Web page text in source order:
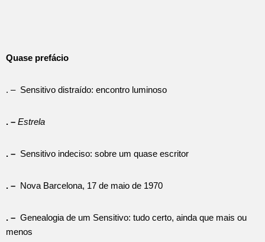
Quase prefácio
. – Sensitivo distraído: encontro luminoso
. – Estrela
. – Sensitivo indeciso: sobre um quase escritor
. – Nova Barcelona, 17 de maio de 1970
. – Genealogia de um Sensitivo: tudo certo, ainda que mais ou
menos